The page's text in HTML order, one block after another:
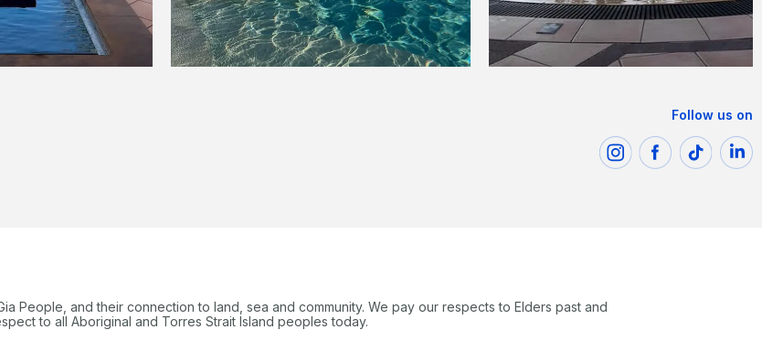
Follow us on
People, and their connection to land, sea and community. We pay our respects to Elders past and
to all Aboriginal and Torres Strait Island peoples today.